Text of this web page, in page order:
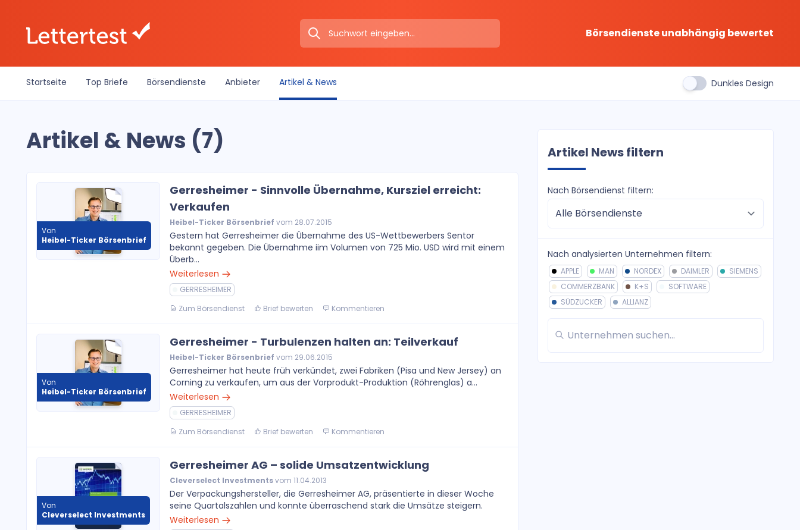
Börsendienste unabhängig bewertet
Startseite Top Briefe Börsendienste Anbieter Artikel & News Dunkles Design
Artikel & News (7)
Von
Heibel-Ticker Börsenbrief
Gerresheimer - Sinnvolle Übernahme, Kursziel erreicht:
Verkaufen
Heibel-Ticker Börsenbrief vom 28.07.2015
Gestern hat Gerresheimer die Übernahme des US-Wettbewerbers Sentor
bekannt gegeben. Die Übernahme iim Volumen von 725 Mio. USD wird mit einem
Überb...
Weiterlesen
GERRESHEIMER
Zum Börsendienst
Brief bewerten Kommentieren
Von
Heibel-Ticker Börsenbrief
Gerresheimer - Turbulenzen halten an: Teilverkauf
Heibel-Ticker Börsenbrief vom 29.06.2015
Gerresheimer hat heute früh verkündet, zwei Fabriken (Pisa und New Jersey) an
Corning zu verkaufen, um aus der Vorprodukt-Produktion (Röhrenglas) a...
Weiterlesen
GERRESHEIMER
Zum Börsendienst
Brief bewerten Kommentieren
Von
Cleverselect Investments
Gerresheimer AG – solide Umsatzentwicklung
Cleverselect Investmentsvom 11.04.2013
Der Verpackungshersteller, die Gerresheimer AG, präsentierte in dieser Woche
seine Quartalszahlen und konnte überraschend stark die Umsätze steigern.
Weiterlesen
Artikel News filtern
Nach Börsendienst filtern:
Nach analysierten Unternehmen filtern:
APPLE MAN NORDEX DAIMLER
SIEMENS
COMMERZBANK
K+S
SOFTWARE
SÜDZUCKER
ALLIANZ